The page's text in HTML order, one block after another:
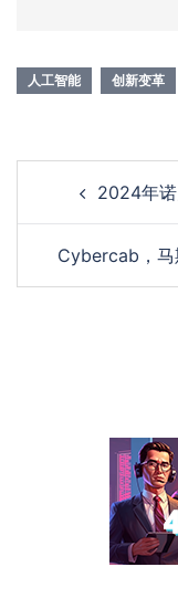
人工智能 创新变革
2024年
Cybercab，马